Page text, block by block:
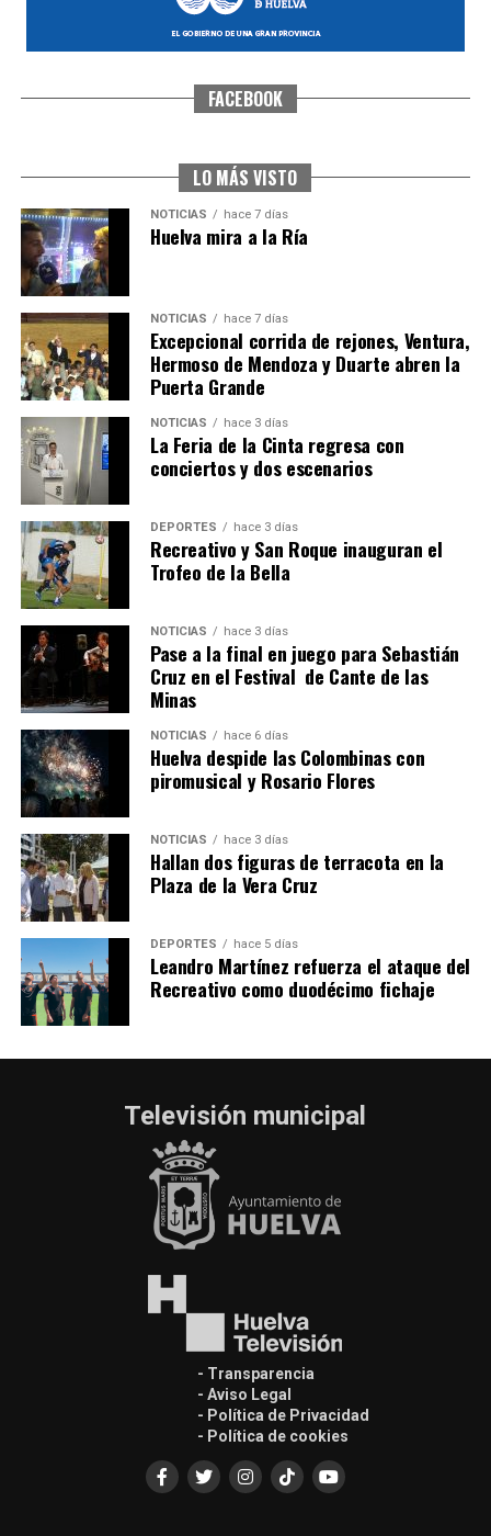
SEXTA CORRIDA DE LAS FIESTAS COLOMBINAS
6º DÍA DE LAS FIESTAS COLOMBINAS 2026
hace 6 días Huelvatv
QUINTA CORRIDA DE LAS FIESTAS COLOMBINAS
2026
hace 7 días· Huelvatv
FACEBOOK
LO MÁS VISTO
NOTICIAS hace 7 días
Huelva mira a la Ría
NOTICIAS hace 7 días
Excepcional corrida de rejones, Ventura,
Hermoso de Mendoza y Duarte abren la
Puerta Grande
NOTICIAS hace 3 días
La Feria de la Cinta regresa con
conciertos y dos escenarios
DEPORTES hace 3 días
Recreativo y San Roque inauguran el
Trofeo de la Bella
NOTICIAS hace 3 días
Pase a la final en juego para Sebastián
Cruz en el Festival de Cante de las
Minas
NOTICIAS hace 6 días
Huelva despide las Colombinas con
piromusical y Rosario Flores
NOTICIAS hace 3 días
Hallan dos figuras de terracota en la
Plaza de la Vera Cruz
DEPORTES hace 5 días
Leandro Martínez refuerza el ataque del
Recreativo como duodécimo fichaje
Televisión municipal
- Transparencia
- Aviso Legal
- Política de Privacidad
- Política de cookies